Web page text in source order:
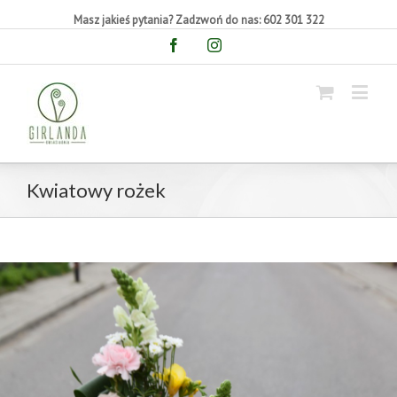
Masz jakieś pytania? Zadzwoń do nas: 602 301 322
FacebookInstagram
Kwiatowy rożek